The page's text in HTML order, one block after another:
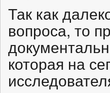
Так как
вопроса, то
которая на